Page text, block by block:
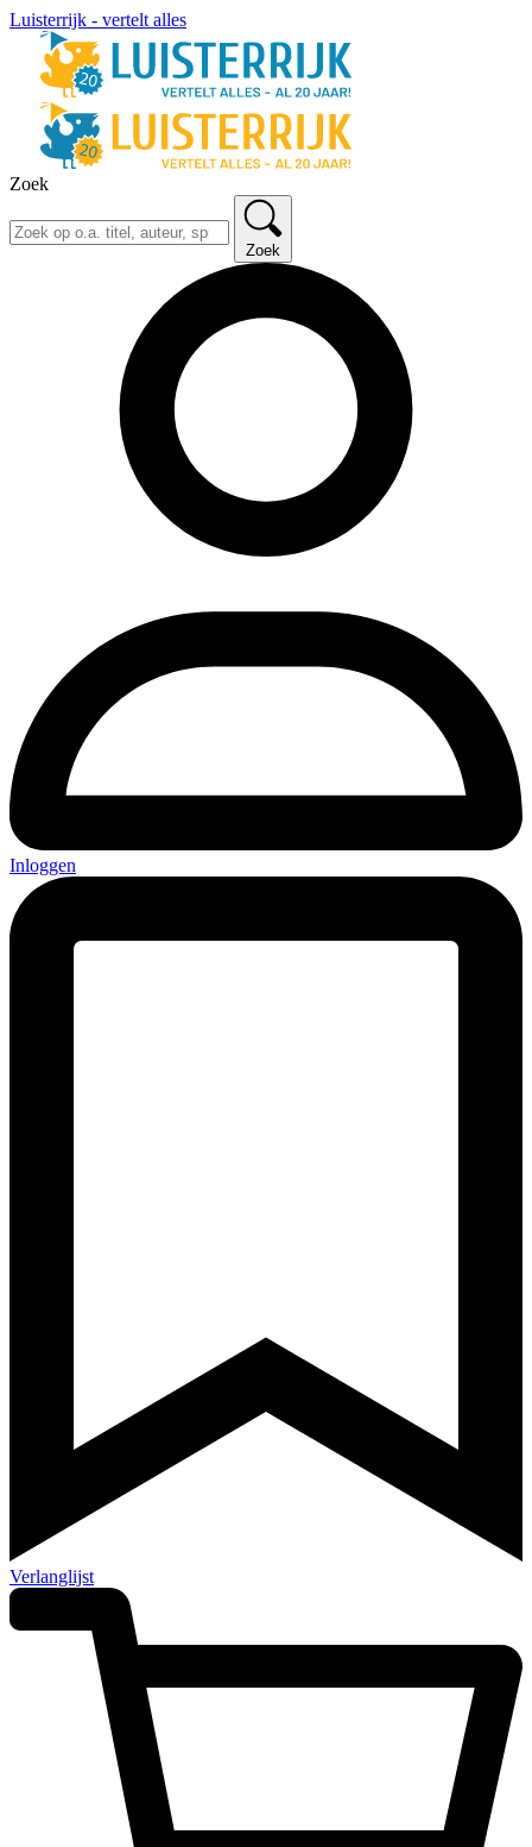
Luisterrijk - vertelt alles
Zoek
Zoek
Inloggen
Verlanglijst